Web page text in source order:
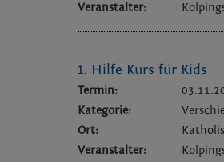
Veranstalter:
1. Hilfe Kurs für Kids
Termin:
Kategorie:
Ort:
Veranstalter: